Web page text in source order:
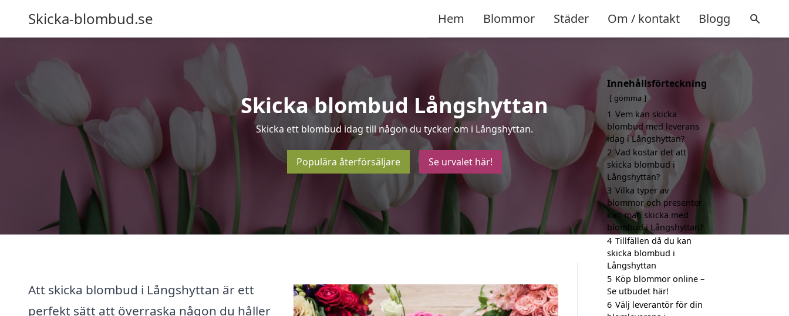
Skicka-blombud.se Hem Blommor Städer Om / kontakt Blogg
Skicka blombud Långshyttan
Skicka ett blombud idag till någon du tycker om i Långshyttan.
Populära återförsäljare Se urvalet här!
Att skicka blombud i Långshyttan är ett
perfekt sätt att överraska någon du håller
Innehållsförteckning
gömma
1 Vem kan skicka
blombud med leverans
idag i Långshyttan?
2 Vad kostar det att
skicka blombud i
Långshyttan?
3 Vilka typer av
blommor och presenter
kan man skicka med
blombud i Långshyttan?
4 Tillfällen då du kan
skicka blombud i
Långshyttan
5 Köp blommor online –
Se utbudet här!
6 Välj leverantör för din